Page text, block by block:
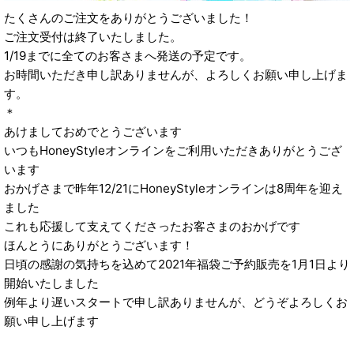
たくさんのご注文をありがとうございました！
ご注文受付は終了いたしました。
1/19までに全てのお客さまへ発送の予定です。
お時間いただき申し訳ありませんが、よろしくお願い申し上げま
す。
＊
あけましておめでとうございます
いつもHoneyStyleオンラインをご利用いただきありがとうござ
います
おかげさまで昨年12/21にHoneyStyleオンラインは8周年を迎え
ました
これも応援して支えてくださったお客さまのおかげです
ほんとうにありがとうございます！
日頃の感謝の気持ちを込めて2021年福袋ご予約販売を1月1日より
開始いたしました
例年より遅いスタートで申し訳ありませんが、どうぞよろしくお
願い申し上げます